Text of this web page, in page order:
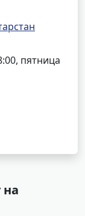
пятница
на